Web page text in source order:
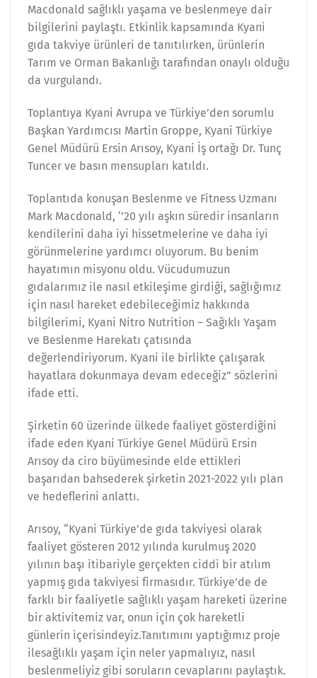
Macdonald sağlıklı yaşama ve beslenmeye dair
bilgilerini paylaştı. Etkinlik kapsamında Kyani
gıda takviye ürünleri de tanıtılırken, ürünlerin
Tarım ve Orman Bakanlığı tarafından onaylı olduğu
da vurgulandı.
Toplantıya Kyani Avrupa ve Türkiye’den sorumlu
Başkan Yardımcısı Martin Groppe, Kyani Türkiye
Genel Müdürü Ersin Arısoy, Kyani İş ortağı Dr. Tunç
Tuncer ve basın mensupları katıldı.
Toplantıda konuşan Beslenme ve Fitness Uzmanı
Mark Macdonald, ‘’20 yılı aşkın süredir insanların
kendilerini daha iyi hissetmelerine ve daha iyi
görünmelerine yardımcı oluyorum. Bu benim
hayatımın misyonu oldu. Vücudumuzun
gıdalarımız ile nasıl etkileşime girdiği, sağlığımız
için nasıl hareket edebileceğimiz hakkında
bilgilerimi, Kyani Nitro Nutrition – Sağıklı Yaşam
ve Beslenme Harekatı çatısında
değerlendiriyorum. Kyani ile birlikte çalışarak
hayatlara dokunmaya devam edeceğiz” sözlerini
ifade etti.
Şirketin 60 üzerinde ülkede faaliyet gösterdiğini
ifade eden Kyani Türkiye Genel Müdürü Ersin
Arısoy da ciro büyümesinde elde ettikleri
başarıdan bahsederek şirketin 2021-2022 yılı plan
ve hedeflerini anlattı.
Arısoy, “Kyani Türkiye’de gıda takviyesi olarak
faaliyet gösteren 2012 yılında kurulmuş 2020
yılının başı itibariyle gerçekten ciddi bir atılım
yapmış gıda takviyesi firmasıdır. Türkiye’de de
farklı bir faaliyetle sağlıklı yaşam hareketi üzerine
bir aktivitemiz var, onun için çok hareketli
günlerin içerisindeyiz.Tanıtımını yaptığımız proje
ilesağlıklı yaşam için neler yapmalıyız, nasıl
beslenmeliyiz gibi soruların cevaplarını paylaştık.